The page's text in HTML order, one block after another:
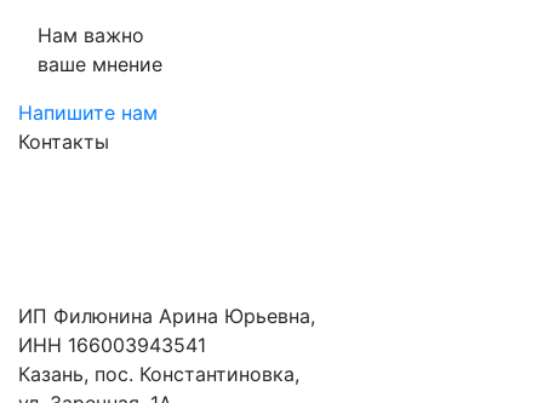
Нам важно
ваше мнение
Напишите нам
Контакты
ИП Филюнина Арина Юрьевна,
ИНН 166003943541
Казань, пос. Константиновка,